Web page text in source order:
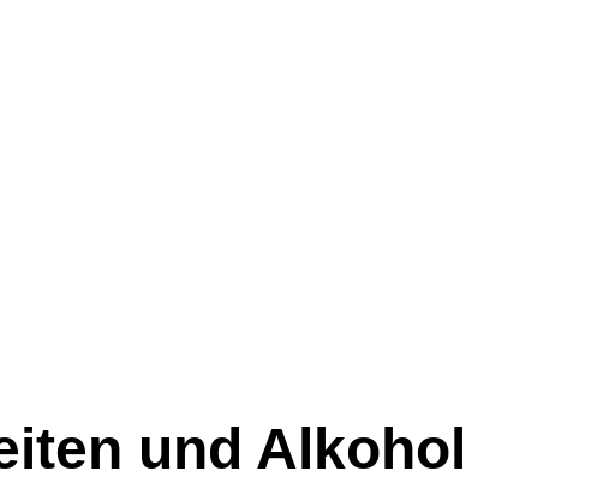
und Alkohol